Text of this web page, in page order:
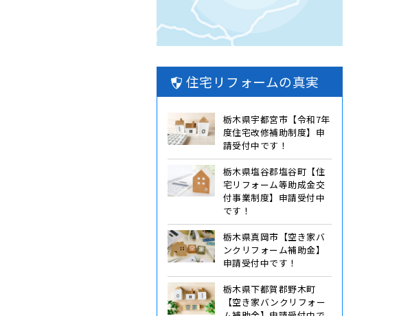
住宅リフォームの真実
栃木県宇都宮市【令和7年
度住宅改修補助制度】申
請受付中です！
栃木県塩谷郡塩谷町【住
宅リフォーム等助成金交
付事業制度】申請受付中
です！
栃木県真岡市【空き家バ
ンクリフォーム補助金】
申請受付中です！
栃木県下都賀郡野木町
【空き家バンクリフォー